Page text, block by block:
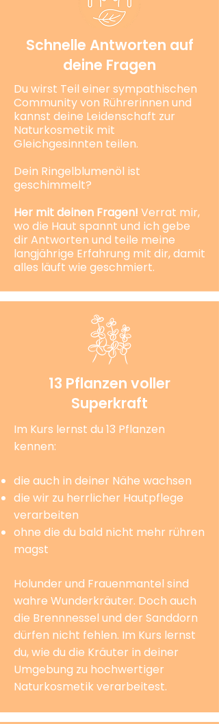
Schnelle Antworten auf
deine Fragen
Du wirst Teil einer sympathischen
Community von Rührerinnen und
kannst deine Leidenschaft zur
Naturkosmetik mit
Gleichgesinnten teilen.
Dein Ringelblumenöl ist
geschimmelt?
Her mit deinen Fragen! Verrat mir,
wo die Haut spannt und ich gebe
dir Antworten und teile meine
langjährige Erfahrung mit dir, damit
alles läuft wie geschmiert.
13 Pflanzen voller
Superkraft
Im Kurs lernst du 13 Pflanzen
kennen:
die auch in deiner Nähe wachsen
die wir zu herrlicher Hautpflege
verarbeiten
ohne die du bald nicht mehr rühren
magst
Holunder und Frauenmantel sind
wahre Wunderkräuter. Doch auch
die Brennnessel und der Sanddorn
dürfen nicht fehlen. Im Kurs lernst
du, wie du die Kräuter in deiner
Umgebung zu hochwertiger
Naturkosmetik verarbeitest.